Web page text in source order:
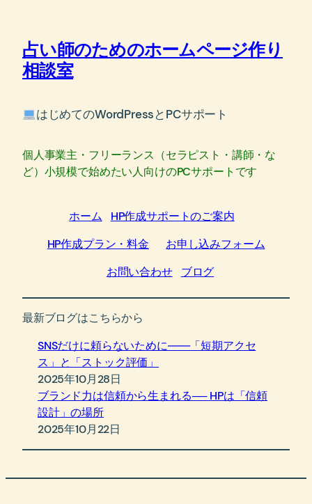
占い師のためのホームページ作り
相談室
はじめてのWordPressとPCサポート
個人事業主・フリーランス（セラピスト・講師・な
ど）小規模で始めたい人向けのPCサポートです
ホーム
HP作成サポートのご案内
HP作成プラン・料金
お申し込みフォーム
お問い合わせ
ブログ
最新ブログはこちらから
SNSだけに頼らないために――「短期アクセ
ス」と「ストック評価」
2025年10月28日
ブランド力は信頼から生まれる── HPは「信頼
設計」の場所
2025年10月22日